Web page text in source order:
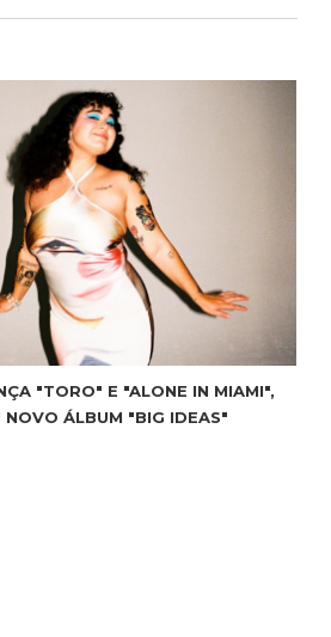
"TORO" E "ALONE IN MIAMI",
NOVO ÁLBUM "BIG IDEAS"